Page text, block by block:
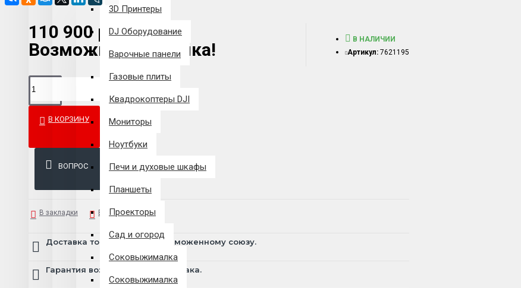
3D Принтеры
DJ Оборудование
Варочные панели
Газовые плиты
Квадрокоптеры DJI
Мониторы
Ноутбуки
Печи и духовые шкафы
Планшеты
Проекторы
Сад и огород
Соковыжималка
Соковыжималка
110 900 р.
Возможна рассрочка!
В НАЛИЧИИ
Артикул: 7621195
В КОРЗИНУ
ВОПРОС
В закладки В сравнение
Доставка товара по всему Таможенному союзу.
Гарантия возврата и обмена брака.